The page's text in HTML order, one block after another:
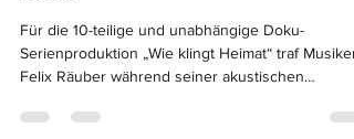
sehen
Für die 10-teilige und unabhängige Doku-
Serienproduktion „Wie klingt Heimat“ traf Musiker
Spurensuche in der Episode „Wie klingt